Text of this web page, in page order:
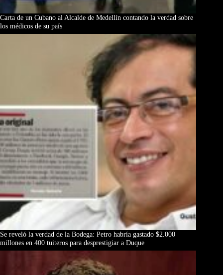
Carta de un Cubano al Alcalde de Medellín contando la verdad sobre
los médicos de su país
Se reveló la verdad de la Bodega: Petro habría gastado $2.000
millones en 400 tuiteros para desprestigiar a Duque